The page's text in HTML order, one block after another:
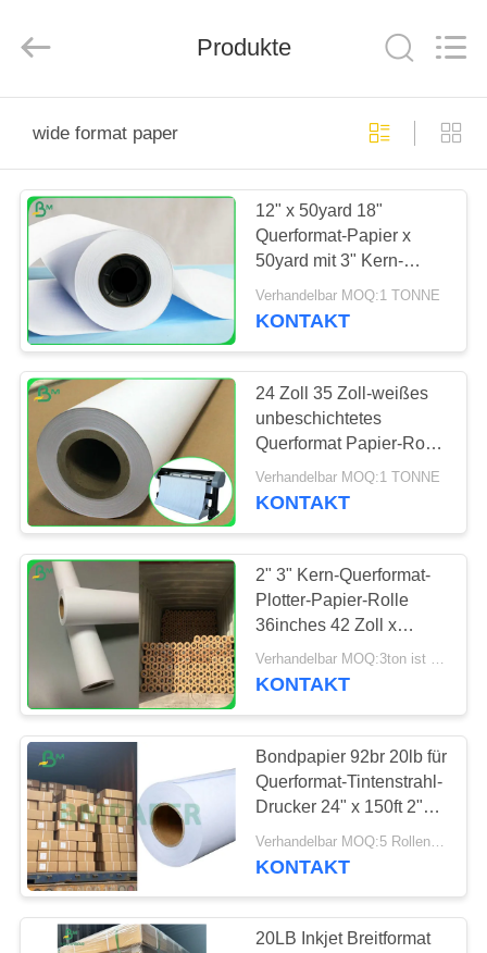
PRODUKTE
ÜBER
UNS
FABRIK-
AUSFLUG
QUALITÄTSKONTROLLE
TRETEN
SIE
UNS
VERBINDUNG
NACHRICHTEN
FÄLLE
SITEMAP
LTD..
Produkte
wide format paper
12" x 50yard 18"
Querformat-Papier x
50yard mit 3" Kern-
weiße Farbe
Verhandelbar MOQ:1 TONNE
KONTAKT
24 Zoll 35 Zoll-weißes
unbeschichtetes
Querformat Papier-Rolls
für CAD-Plotter-Drucken
Verhandelbar MOQ:1 TONNE
KONTAKT
2" 3" Kern-Querformat-
Plotter-Papier-Rolle
36inches 42 Zoll x
500feet
Verhandelbar MOQ:3ton ist für Standardgröße, 5tons für besonders anfertigen Größe
KONTAKT
Bondpapier 92br 20lb für
Querformat-Tintenstrahl-
Drucker 24" x 150ft 2"
Kern
KONTAKT
20LB Inkjet Breitformat